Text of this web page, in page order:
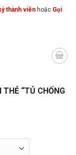
thành viên hoặc Gọi
“TỦ CHỐNG